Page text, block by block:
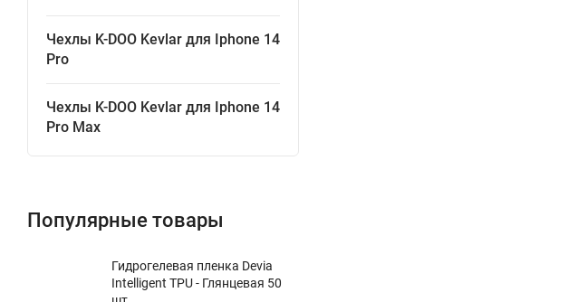
Чехлы K-DOO Kevlar для Iphone 14
Pro
Чехлы K-DOO Kevlar для Iphone 14
Pro Max
Популярные товары
Гидрогелевая пленка Devia
Intelligent TPU - Глянцевая 50